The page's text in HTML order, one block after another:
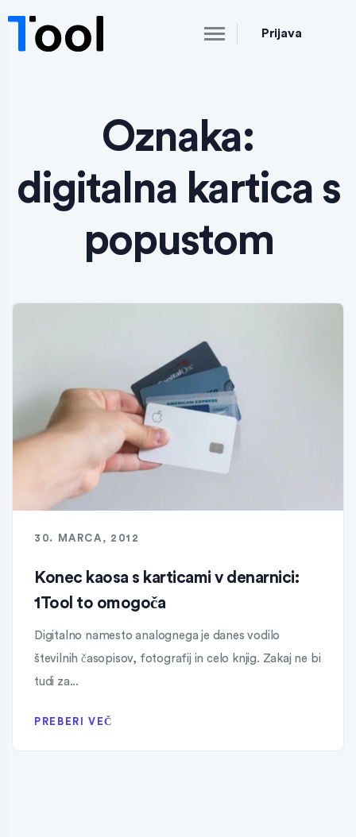
Prijava
Oznaka:
digitalna kartica s
popustom
30. MARCA, 2012
Konec kaosa s karticami v denarnici:
1Tool to omogoča
Digitalno namesto analognega je danes vodilo
številnih časopisov, fotografij in celo knjig. Zakaj ne bi
tudi za...
PREBERI VEČ